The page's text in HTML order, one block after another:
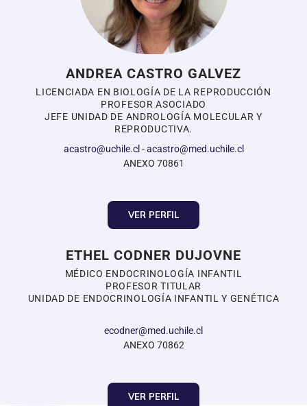
ANDREA CASTRO GALVEZ
LICENCIADA EN BIOLOGÍA DE LA REPRODUCCIÓN
PROFESOR ASOCIADO
JEFE UNIDAD DE ANDROLOGÍA MOLECULAR Y
REPRODUCTIVA.
acastro@uchile.cl -acastro@med.uchile.cl
ANEXO 70861
VER PERFIL
ETHEL CODNER DUJOVNE
MÉDICO ENDOCRINOLOGÍA INFANTIL
PROFESOR TITULAR
UNIDAD DE ENDOCRINOLOGÍA INFANTIL Y GENÉTICA
ecodner@med.uchile.cl
ANEXO 70862
VER PERFIL